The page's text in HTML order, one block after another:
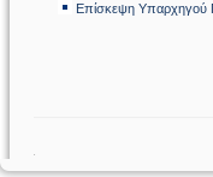
Επίσκεψη